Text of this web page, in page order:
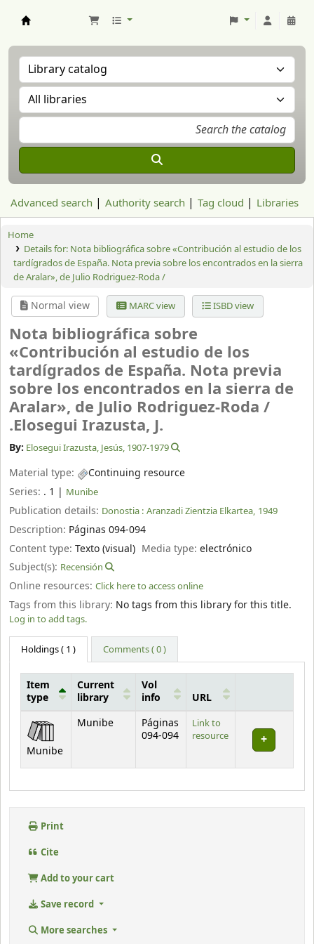
Advanced search Authority search Tag cloud Libraries
Home
Details for: Nota bibliográfica sobre «Contribución al estudio de los
tardígrados de España. Nota previa sobre los encontrados en la sierra
de Aralar», de Julio Rodriguez-Roda /
Normal view MARC view ISBD view
Nota bibliográfica sobre
«Contribución al estudio de los
tardígrados de España. Nota previa
sobre los encontrados en la sierra de
Aralar», de Julio Rodriguez-Roda /
.Elosegui Irazusta, J.
By: Elosegui Irazusta, Jesús, 1907-1979
Material type:
Continuing resource
Series: . 1 | Munibe
Publication details: Donostia : Aranzadi Zientzia Elkartea, 1949
Description: Páginas 094-094
Content type: Texto (visual) Media type:electrónico
Subject(s): Recensión
Online resources: Click here to access online
Tags from this library: No tags from this library for this title.
Log in to add tags.
Holdings( 1 ) Comments ( 0 )
Holdings
Item
type
Current
library
Vol
info
URL
Munibe
Munibe
Páginas
094-094
Link to
resource
Print
Cite
Add to your cart
Save record
More searches